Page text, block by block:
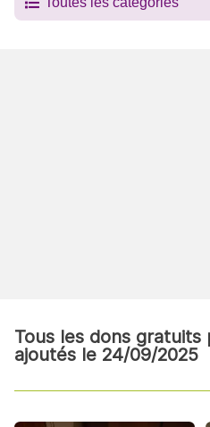
Tous les dons
ajoutés le 24/09/2025